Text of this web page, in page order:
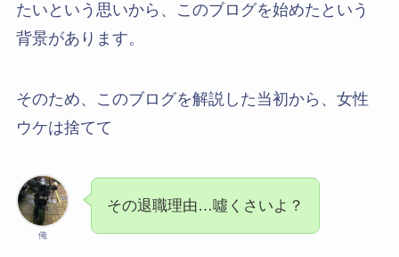
たいという思いから、このブログを始めたという
背景があります。
そのため、このブログを解説した当初から、女性
ウケは捨てて
俺
その退職理由…噓くさいよ？